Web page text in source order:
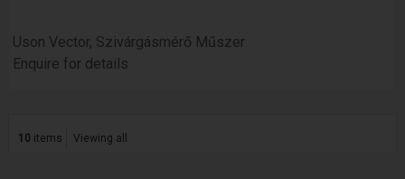
Uson Vector, Szivárgásmérő Műszer
Enquire for details
10 items Viewing all